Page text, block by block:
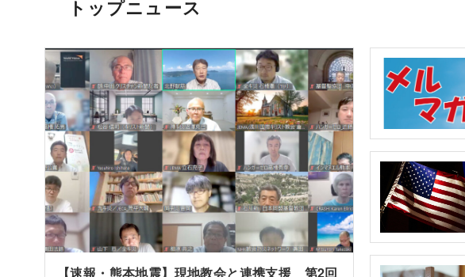
トップニュース
【速報・熊本地震】現地教会と連携支援 第2回